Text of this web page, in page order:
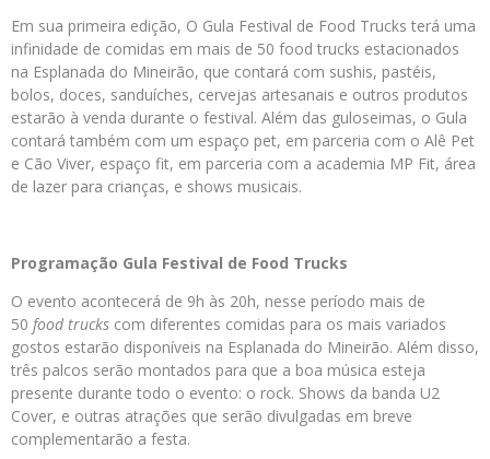
Em sua primeira edição, O Gula Festival de Food Trucks terá uma
infinidade de comidas em mais de 50 food trucks estacionados
na Esplanada do Mineirão, que contará com sushis, pastéis,
bolos, doces, sanduíches, cervejas artesanais e outros produtos
estarão à venda durante o festival. Além das guloseimas, o Gula
contará também com um espaço pet, em parceria com o Alê Pet
e Cão Viver, espaço fit, em parceria com a academia MP Fit, área
de lazer para crianças, e shows musicais.
Programação Gula Festival de Food Trucks
O evento acontecerá de 9h às 20h, nesse período mais de
50 food trucks com diferentes comidas para os mais variados
gostos estarão disponíveis na Esplanada do Mineirão. Além disso,
três palcos serão montados para que a boa música esteja
presente durante todo o evento: o rock. Shows da banda U2
Cover, e outras atrações que serão divulgadas em breve
complementarão a festa.